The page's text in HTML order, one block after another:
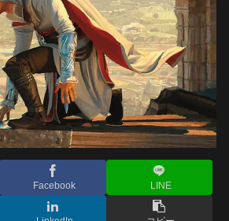
Facebook LINE